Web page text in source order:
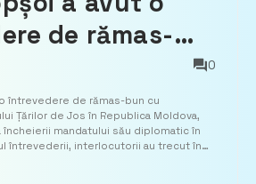
de rămas-
Țărilor de Jos,
0
întrevedere de rămas-bun cu
Țărilor de Jos în Republica Moldova,
încheierii mandatului său diplomatic în
întrevederii, interlocutorii au trecut în
în domeniil...